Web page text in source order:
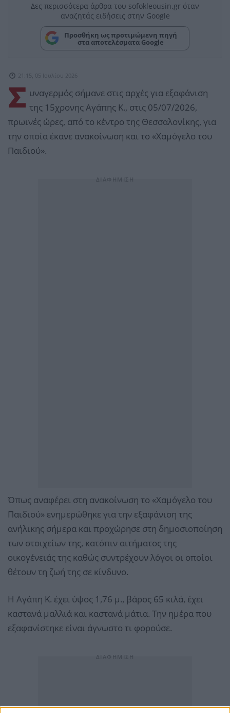
Δες περισσότερα άρθρα του sofokleousin.gr όταν
αναζητάς ειδήσεις στην Google
Προσθήκη ως προτιμώμενη πηγή
στα αποτελέσματα Google
21:15, 05 Ιουλίου 2026
Σ υναγερμός σήμανε στις αρχές για εξαφάνιση
της 15χρονης Αγάπης Κ., στις 05/07/2026,
πρωινές ώρες, από το κέντρο της Θεσσαλονίκης, για
την οποία έκανε ανακοίνωση και το «Χαμόγελο του
Παιδιού».
Όπως αναφέρει στη ανακοίνωση το «Χαμόγελο του
Παιδιού» ενημερώθηκε για την εξαφάνιση της
ανήλικης σήμερα και προχώρησε στη δημοσιοποίηση
των στοιχείων της, κατόπιν αιτήματος της
οικογένειάς της καθώς συντρέχουν λόγοι οι οποίοι
θέτουν τη ζωή της σε κίνδυνο.
Η Αγάπη Κ. έχει ύψος 1,76 μ., βάρος 65 κιλά, έχει
καστανά μαλλιά και καστανά μάτια. Την ημέρα που
εξαφανίστηκε είναι άγνωστο τι φορούσε.